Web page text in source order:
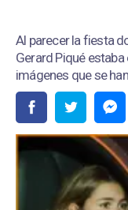
Al parecer la fiesta
Gerard Piqué
imágenes que se